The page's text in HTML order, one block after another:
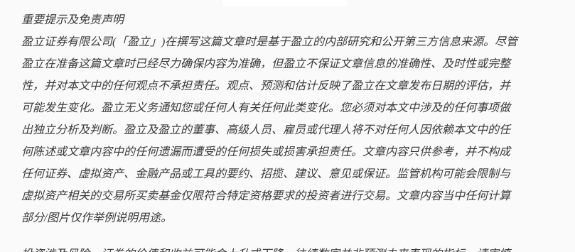
重要提示及免责声明
盈立证券有限公司(「盈立」)在撰写这篇文章时是基于盈立的内部研究和公开第三方信息来源。尽管
盈立在准备这篇文章时已经尽力确保内容为准确，但盈立不保证文章信息的准确性、及时性或完整
性，并对本文中的任何观点不承担责任。观点、预测和估计反映了盈立在文章发布日期的评估，并
可能发生变化。盈立无义务通知您或任何人有关任何此类变化。您必须对本文中涉及的任何事项做
出独立分析及判断。盈立及盈立的董事、高级人员、雇员或代理人将不对任何人因依赖本文中的任
何陈述或文章内容中的任何遗漏而遭受的任何损失或损害承担责任。文章内容只供参考，并不构成
任何证券、虚拟资产、金融产品或工具的要约、招揽、建议、意见或保证。监管机构可能会限制与
虚拟资产相关的交易所买卖基金仅限符合特定资格要求的投资者进行交易。文章内容当中任何计算
部分/图片仅作举例说明用途。